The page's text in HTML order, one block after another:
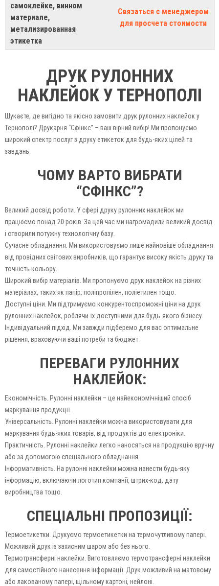
самоклейке, винном
материале,
метализированная
этикетка
Связаться с менеджером
для просчета стоимости
ДРУК РУЛОННИХ
НАКЛЕЙОК У ТЕРНОПОЛІ
Шукаєте, де вигідно та якісно замовити друк рулонних наклейок у
Тернополі? Друкарня “Сфінкс” – ваш вірний вибір! Ми пропонуємо
широкий спектр послуг з друку етикеток для будь-яких цілей та
завдань.
ЧОМУ ВАРТО ВИБРАТИ
“СФІНКС”?
Великий досвід роботи. У сфері друку рулонних наклейок ми
працюємо понад 20 років. За цей час ми нагромадили великий досвід
і створили потужну технологічну базу.
Сучасне обладнання. Ми використовуємо лише найновіше обладнання
від провідних світових виробників, що гарантує високу якість друку та
точність кольору.
Широкий вибір матеріалів. Ми пропонуємо друк наклейок на різних
матеріалах, таких як папір, поліпропілен, поліетилен тощо.
Доступні ціни. Ми підтримуємо конкурентоспроможні ціни на друк
рулонних наклейок, роблячи їх доступними для будь-якого бізнесу.
Індивідуальний підхід. Ми завжди підберемо для вас оптимальне
рішення, враховуючи ваші потреби та бюджет.
ПЕРЕВАГИ РУЛОННИХ
НАКЛЕЙОК:
Економічність. Рулонні наклейки – це найекономічніший спосіб
маркування продукції.
Універсальність. Рулонні наклейки можна використовувати для
маркування будь-яких товарів, від продуктів до електроніки.
Практичність. Рулонні наклейки легко наносяться на продукцію вручну
або за допомогою спеціального обладнання.
Інформативність. На рулонні наклейки можна нанести будь-яку
інформацію, включаючи логотип компанії, штрих-код, дату
виробництва тощо.
СПЕЦІАЛЬНІ ПРОПОЗИЦІЇ:
Термоетикетки. Друкуємо термоетикетки на термочутливому папері.
Можливий друк із захисним шаром або без нього.
Термотрансферні наклейки. Виготовляємо термотрансферні наклейки
для самостійного нанесення інформації. Друк можливий на матовому
або лакованому папері, щільному картоні, нейлоні.